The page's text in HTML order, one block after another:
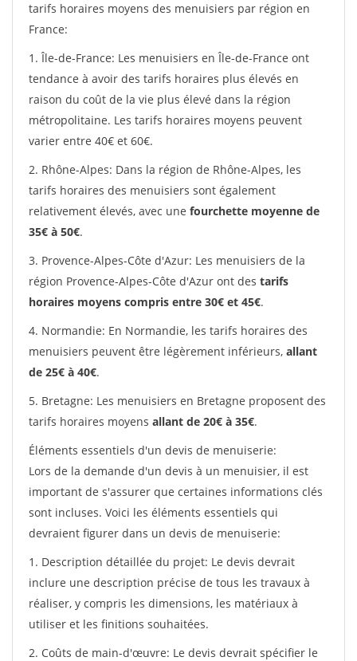
tarifs horaires moyens des menuisiers par région en
France:
1. Île-de-France: Les menuisiers en Île-de-France ont
tendance à avoir des tarifs horaires plus élevés en
raison du coût de la vie plus élevé dans la région
métropolitaine. Les tarifs horaires moyens peuvent
varier entre 40€ et 60€.
2. Rhône-Alpes: Dans la région de Rhône-Alpes, les
tarifs horaires des menuisiers sont également
relativement élevés, avec une fourchette moyenne de
35€ à 50€.
3. Provence-Alpes-Côte d'Azur: Les menuisiers de la
région Provence-Alpes-Côte d'Azur ont des tarifs
horaires moyens compris entre 30€ et 45€.
4. Normandie: En Normandie, les tarifs horaires des
menuisiers peuvent être légèrement inférieurs, allant
de 25€ à 40€.
5. Bretagne: Les menuisiers en Bretagne proposent des
tarifs horaires moyens allant de 20€ à 35€.
Éléments essentiels d'un devis de menuiserie:
Lors de la demande d'un devis à un menuisier, il est
important de s'assurer que certaines informations clés
sont incluses. Voici les éléments essentiels qui
devraient figurer dans un devis de menuiserie:
1. Description détaillée du projet: Le devis devrait
inclure une description précise de tous les travaux à
réaliser, y compris les dimensions, les matériaux à
utiliser et les finitions souhaitées.
2. Coûts de main-d'œuvre: Le devis devrait spécifier le